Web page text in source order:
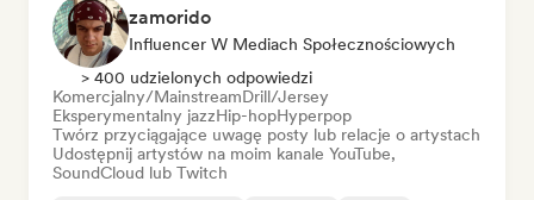
zamorido
Influencer W Mediach Społecznościowych
> 400 udzielonych odpowiedzi
Komercjalny/MainstreamDrill/Jersey
Eksperymentalny jazzHip-hopHyperpop
Twórz przyciągające uwagę posty lub relacje o artystach
Udostępnij artystów na moim kanale YouTube,
SoundCloud lub Twitch